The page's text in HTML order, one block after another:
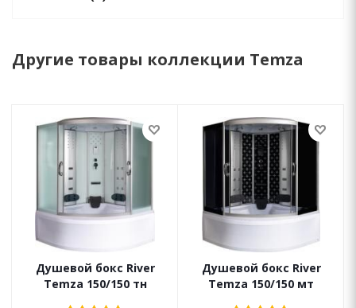
Другие товары коллекции Temza
Душевой бокс River
Temza 150/150 тн
Душевой бокс River
Temza 150/150 мт